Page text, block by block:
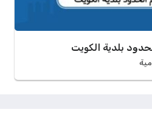
بلدية الكويت